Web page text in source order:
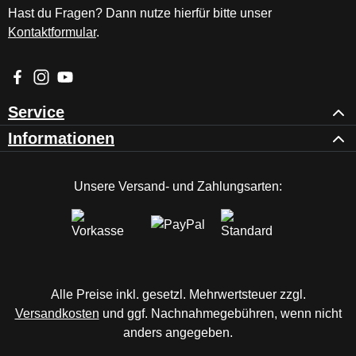
Hast du Fragen? Dann nutze hierfür bitte unser
Kontaktformular.
Besuche uns auf Facebook – öffnet in neuem Tab (externer
Schau auf Instagram vorbei – öffnet in neuem Tab
Sieh dir unsere Videos auf YouTube an – öffnet in
Service
Informationen
Unsere Versand- und Zahlungsarten:
Alle Preise inkl. gesetzl. Mehrwertsteuer zzgl.
Versandkosten und ggf. Nachnahmegebühren, wenn nicht
anders angegeben.